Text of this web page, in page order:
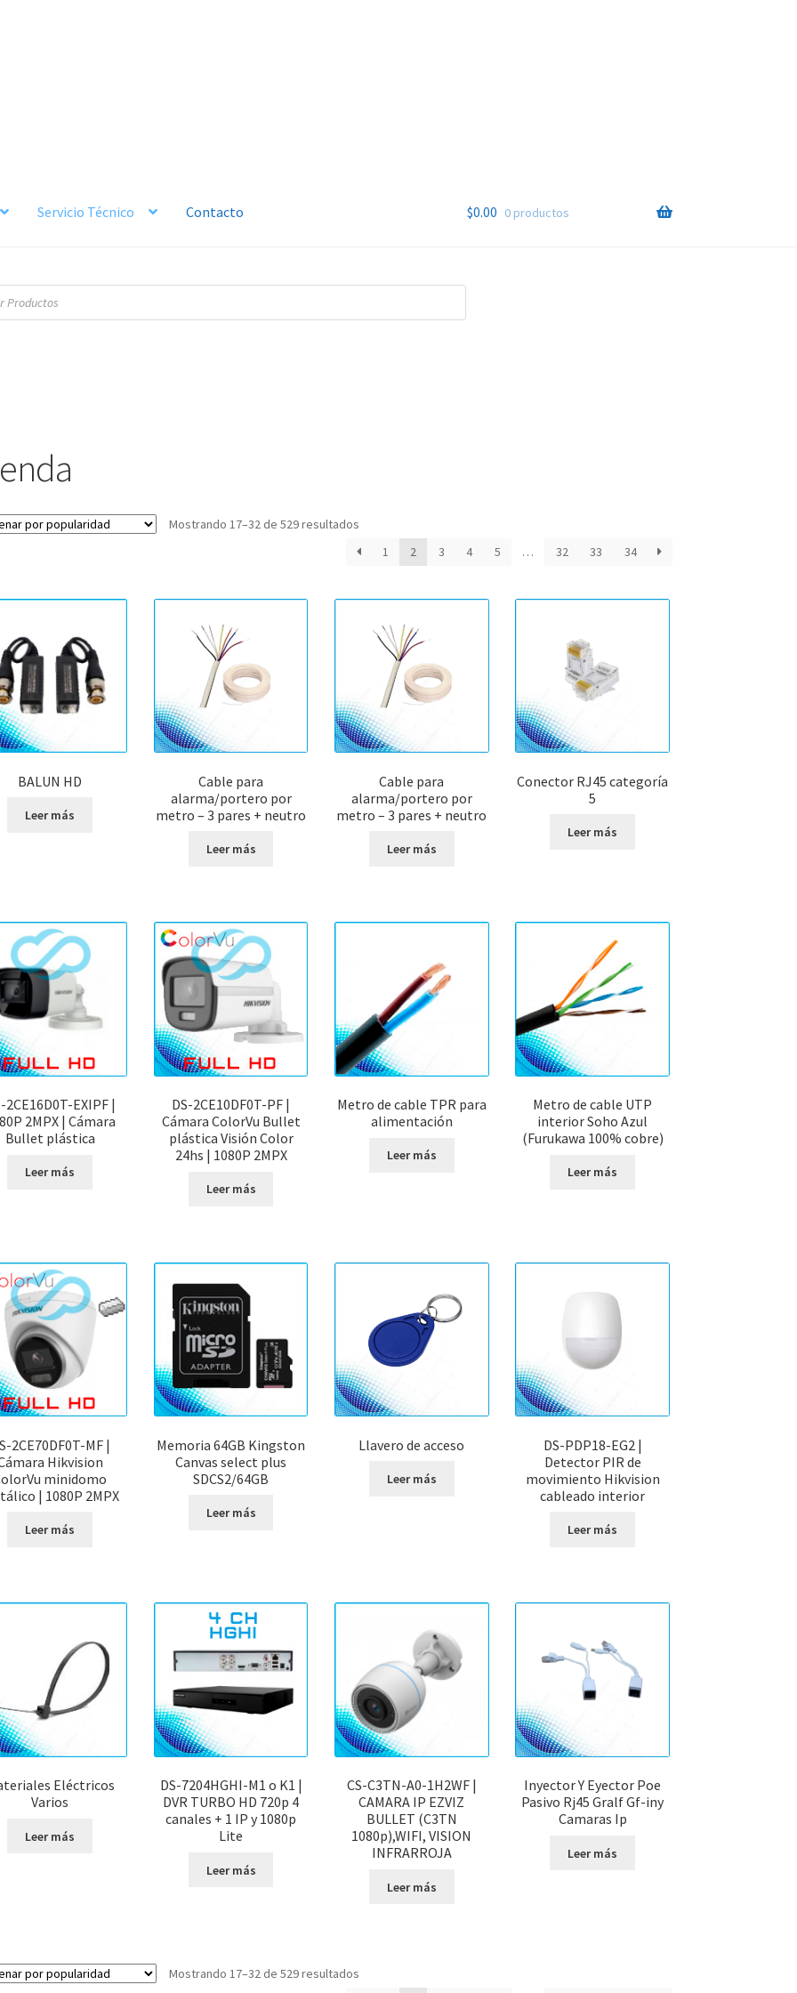
Servicio Técnico Contacto $0.00 0 productos
Mostrando 17–32 de 529 resultadosOrdenado
popularidad
1 2 3 4 5 … 32 33 34
BALUN HD
Leer más
Cable para
alarma/portero por
metro – 3 pares + neutro
Leer más
Cable para
alarma/portero por
metro – 3 pares + neutro
Leer más
Conector RJ45 categoría
5
Leer más
2CE16D0T-EXIPF |
2MPX | Cámara
Bullet plástica
Leer más
DS-2CE10DF0T-PF |
Cámara ColorVu Bullet
plástica Visión Color
24hs | 1080P 2MPX
Leer más
Metro de cable TPR para
alimentación
Leer más
Metro de cable UTP
interior Soho Azul
(Furukawa 100% cobre)
Leer más
2CE70DF0T-MF |
Hikvision
minidomo
| 1080P 2MPX
Leer más
Memoria 64GB Kingston
Canvas select plus
SDCS2/64GB
Leer más
Llavero de acceso
Leer más
DS-PDP18-EG2 |
Detector PIR de
movimiento Hikvision
cableado interior
Leer más
Eléctricos
Varios
Leer más
DS-7204HGHI-M1 o K1 |
DVR TURBO HD 720p 4
canales + 1 IP y 1080p
Lite
Leer más
CS-C3TN-A0-1H2WF |
CAMARA IP EZVIZ
BULLET (C3TN
1080p),WIFI, VISION
INFRARROJA
Leer más
Inyector Y Eyector Poe
Pasivo Rj45 Gralf Gf-iny
Camaras Ip
Leer más
Mostrando 17–32 de 529 resultadosOrdenado